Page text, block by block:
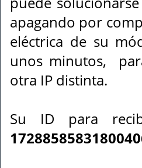
apagando por
eléctrica de su
unos minutos,
otra IP distinta.
Su ID para